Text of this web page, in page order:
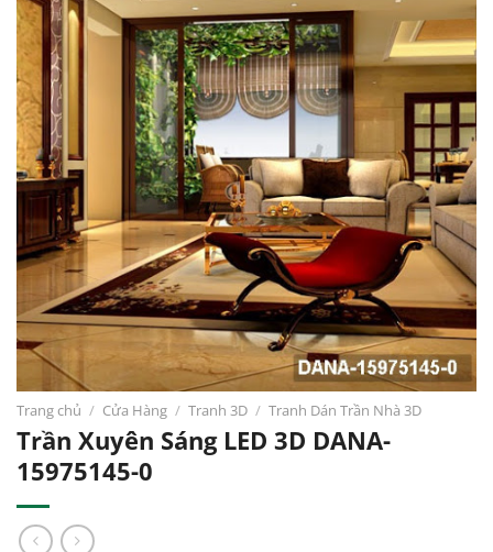
Trang chủ / Cửa Hàng / Tranh 3D / Tranh Dán Trần Nhà 3D
Trần Xuyên Sáng LED 3D DANA-
15975145-0